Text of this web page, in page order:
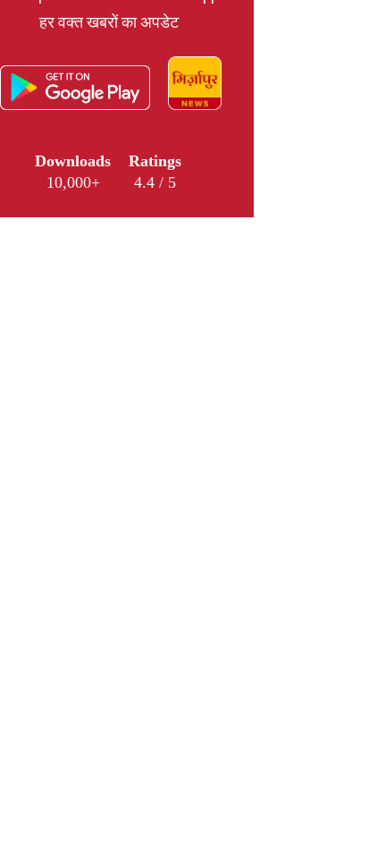
हर वक्त खबरों का अपडेट
Downloads
10,000+
Ratings
4.4 / 5